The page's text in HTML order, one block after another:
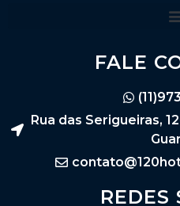
FALE
Rua das Serigueiras,
REDES